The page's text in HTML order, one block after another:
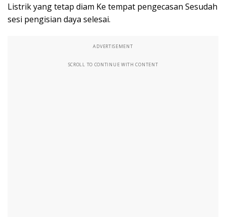
Listrik yang tetap diam Ke tempat pengecasan Sesudah
sesi pengisian daya selesai.
ADVERTISEMENT
SCROLL TO CONTINUE WITH CONTENT